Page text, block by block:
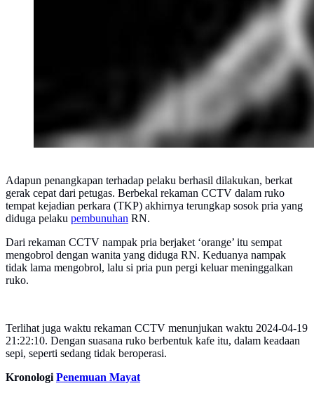
Adapun penangkapan terhadap pelaku berhasil dilakukan, berkat
gerak cepat dari petugas. Berbekal rekaman CCTV dalam ruko
tempat kejadian perkara (TKP) akhirnya terungkap sosok pria yang
diduga pelaku pembunuhan RN.
Dari rekaman CCTV nampak pria berjaket ‘orange’ itu sempat
mengobrol dengan wanita yang diduga RN. Keduanya nampak
tidak lama mengobrol, lalu si pria pun pergi keluar meninggalkan
ruko.
Terlihat juga waktu rekaman CCTV menunjukan waktu 2024-04-19
21:22:10. Dengan suasana ruko berbentuk kafe itu, dalam keadaan
sepi, seperti sedang tidak beroperasi.
KronologiPenemuan Mayat